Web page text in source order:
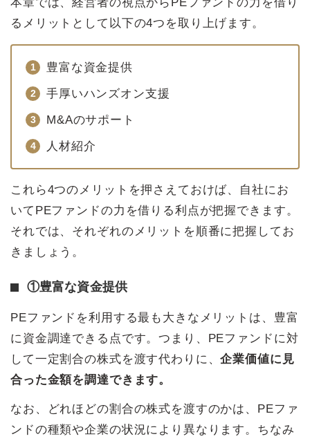
るメリットとして以下の4つを取り上げます。
豊富な資金提供
手厚いハンズオン支援
M&Aのサポート
人材紹介
これら4つのメリットを押さえておけば、自社にお
いてPEファンドの力を借りる利点が把握できます。
それでは、それぞれのメリットを順番に把握してお
きましょう。
①豊富な資金提供
PEファンドを利用する最も大きなメリットは、豊富
に資金調達できる点です。つまり、PEファンドに対
して一定割合の株式を渡す代わりに、企業価値に見
合った金額を調達できます。
なお、どれほどの割合の株式を渡すのかは、PEファ
ンドの種類や企業の状況により異なります。ちなみ